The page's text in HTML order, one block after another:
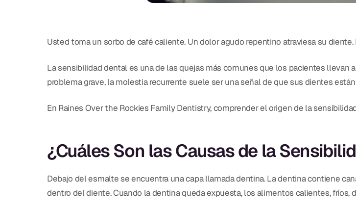
Usted toma un sorbo de café caliente. Un dolor agudo repentino atraviesa su
La sensibilidad dental es una de las quejas más comunes que los pacientes llevan
problema grave, la molestia recurrente suele ser una señal de que sus dientes
En Raines Over the Rockies Family Dentistry, comprender el origen de la
¿Cuáles Son las Causas de la
Debajo del esmalte se encuentra una capa llamada dentina. La dentina contiene
dentro del diente. Cuando la dentina queda expuesta, los alimentos calientes,